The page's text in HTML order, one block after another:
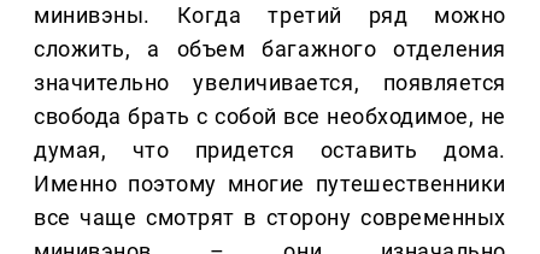
минивэны. Когда третий ряд можно
сложить, а объем багажного отделения
значительно увеличивается, появляется
свобода брать с собой все необходимое, не
думая, что придется оставить дома.
Именно поэтому многие путешественники
все чаще смотрят в сторону современных